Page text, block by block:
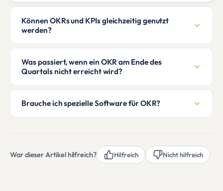
Können OKRs und KPIs gleichzeitig genutzt
werden?
Was passiert, wenn ein OKR am Ende des
Quartals nicht erreicht wird?
Brauche ich spezielle Software für OKR?
War dieser Artikel hilfreich? Hilfreich Nicht hilfreich